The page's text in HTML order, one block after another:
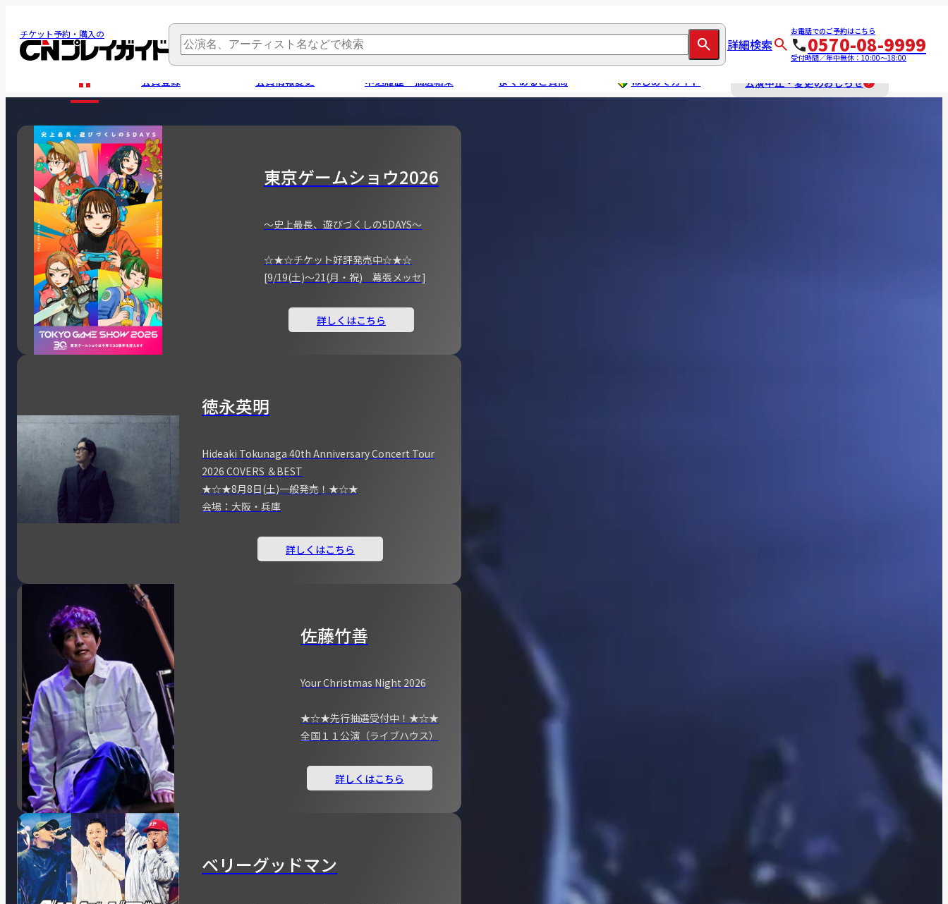
チケット予約・購入の
詳細検索
お電話でのご予約はこちら
0570-08-9999
受付時間／年中無休：10:00～18:00
会員登録 会員情報変更 申込履歴・抽選結果 よくあるご質問 はじめてガイド 公演中止・変更のおしらせ
東京ゲームショウ2026
～史上最長、遊びづくしの5DAYS～
☆★☆チケット好評発売中☆★☆
[9/19(土)～21(月・祝) 幕張メッセ]
詳しくはこちら
徳永英明
Hideaki Tokunaga 40th Anniversary Concert Tour
2026 COVERS ＆BEST
★☆★8月8日(土)一般発売！★☆★
会場：大阪・兵庫
詳しくはこちら
佐藤竹善
Your Christmas Night 2026
★☆★先行抽選受付中！★☆★
全国１１公演（ライブハウス）
詳しくはこちら
ベリーグッドマン